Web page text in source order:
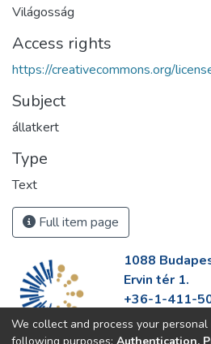
Világosság
Access rights
https://creativecommons.org/
Subject
állatkert
Type
Text
Full item page
1088
Ervin tér 1.
+36-1-411-
info@fszek.hu
https://
We collect and process your